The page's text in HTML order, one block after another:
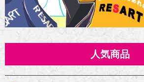
人気商品